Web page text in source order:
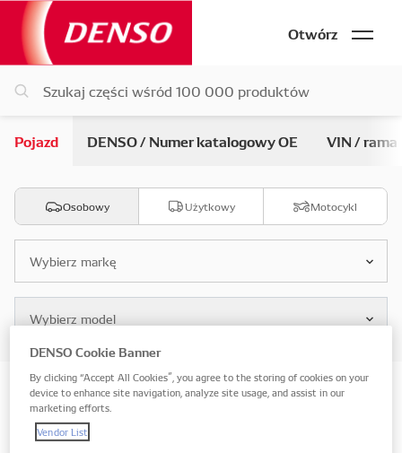
Otwórz
Pojazd DENSO / Numer katalogowy OE VIN / rama
Osobowy Użytkowy Motocykl
Wybierz markę
Wybierz model
Wyszukaj według pojazdu
DENSO Cookie Banner
By clicking “Accept All Cookies”, you agree to the storing of cookies on your
device to enhance site navigation, analyze site usage, and assist in our
marketing efforts.
Vendor List